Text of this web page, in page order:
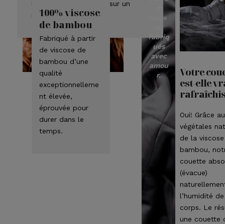
l’impression de dormir sur un
nuage.
100% viscose
de bambou
Fabriqué à partir
de viscose de
bambou d’une
qualité
exceptionnelleme
nt élevée,
éprouvée pour
durer dans le
temps.
luxue
ux,
fabriq
ués
avec
amou
r.
Votre
est-elle
Oui! Grâce
végétales
de la
bambou,
couette
(évacue)
l’humidité
corps. Le
une couette